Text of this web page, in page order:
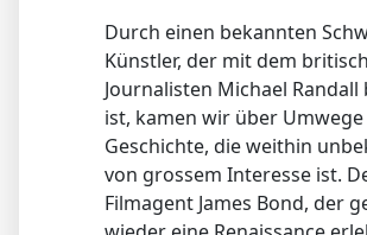
Durch einen bekannten
Künstler, der mit dem
Journalisten ­Michael
ist, kamen wir über
Geschichte, die weithin
von grossem Interesse ist.
Filmagent James Bond, der